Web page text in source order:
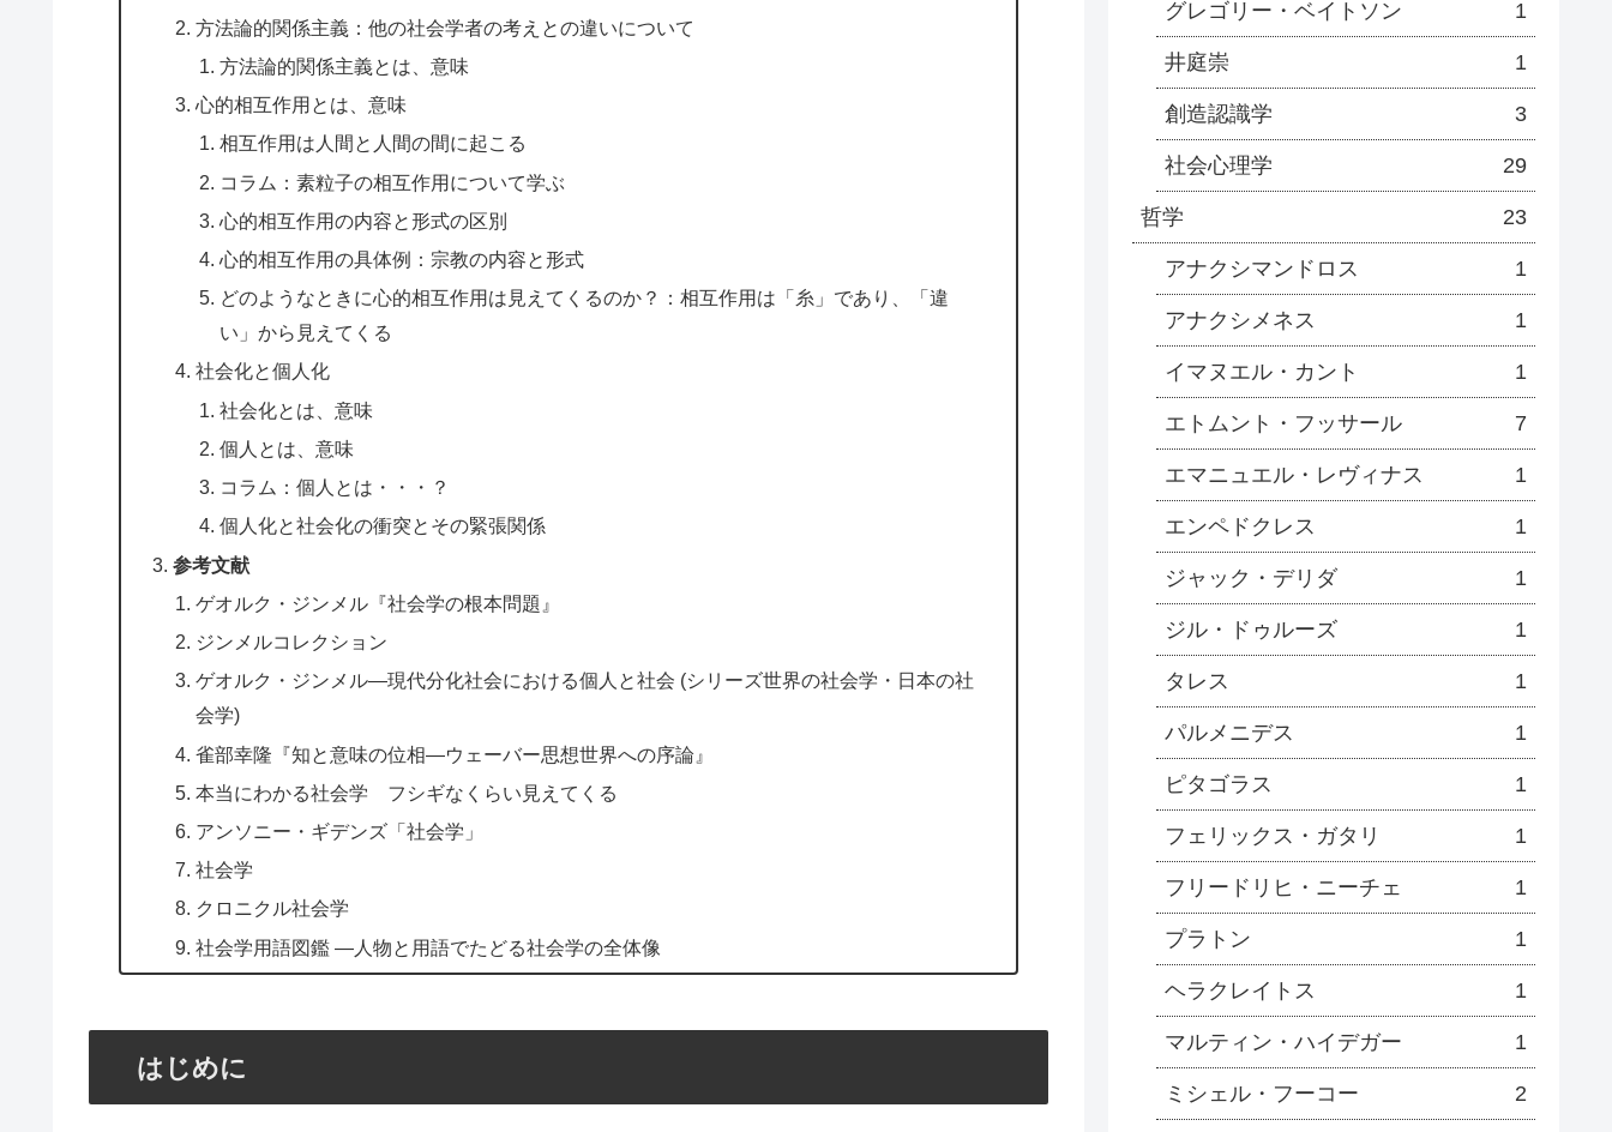
方法論的関係主義：他の社会学者の考えとの違いについて
方法論的関係主義とは、意味
心的相互作用とは、意味
相互作用は人間と人間の間に起こる
コラム：素粒子の相互作用について学ぶ
心的相互作用の内容と形式の区別
心的相互作用の具体例：宗教の内容と形式
どのようなときに心的相互作用は見えてくるのか？：相互作用は「糸」であり、「違
い」から見えてくる
社会化と個人化
社会化とは、意味
個人とは、意味
コラム：個人とは・・・？
個人化と社会化の衝突とその緊張関係
参考文献
ゲオルク・ジンメル『社会学の根本問題』
ジンメルコレクション
ゲオルク・ジンメル―現代分化社会における個人と社会 (シリーズ世界の社会学・日本の社
会学)
雀部幸隆『知と意味の位相―ウェーバー思想世界への序論』
本当にわかる社会学 フシギなくらい見えてくる
アンソニー・ギデンズ「社会学」
社会学
クロニクル社会学
社会学用語図鑑 ―人物と用語でたどる社会学の全体像
はじめに
グレゴリー・ベイトソン 1
井庭崇 1
創造認識学 3
社会心理学 29
哲学 23
アナクシマンドロス 1
アナクシメネス 1
イマヌエル・カント 1
エトムント・フッサール 7
エマニュエル・レヴィナス 1
エンペドクレス 1
ジャック・デリダ 1
ジル・ドゥルーズ 1
タレス 1
パルメニデス 1
ピタゴラス 1
フェリックス・ガタリ 1
フリードリヒ・ニーチェ 1
プラトン 1
ヘラクレイトス 1
マルティン・ハイデガー 1
ミシェル・フーコー 2